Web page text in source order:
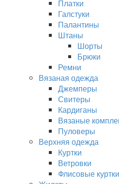
Платки
Галстуки
Палантины
Штаны
Шорты
Брюки
Ремни
Вязаная одежда
Джемперы
Свитеры
Кардиганы
Вязаные
Пуловеры
Верхняя одежда
Куртки
Ветровки
Флисовые куртки